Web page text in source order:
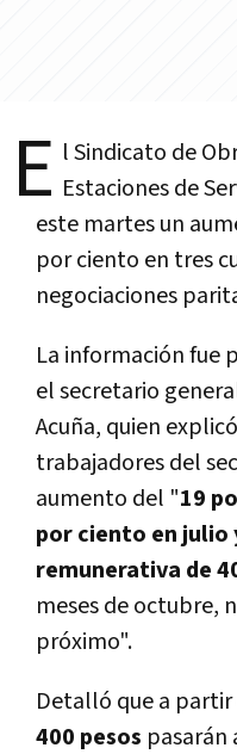
E l Sindicato de
Estaciones de
este martes un
por ciento en tres
negociaciones
La información fue
el secretario
Acuña, quien
trabajadores del
aumento del "19
por ciento en julio
remunerativa de
meses de octubre,
próximo".
Detalló que a partir
400 pesos pasarán